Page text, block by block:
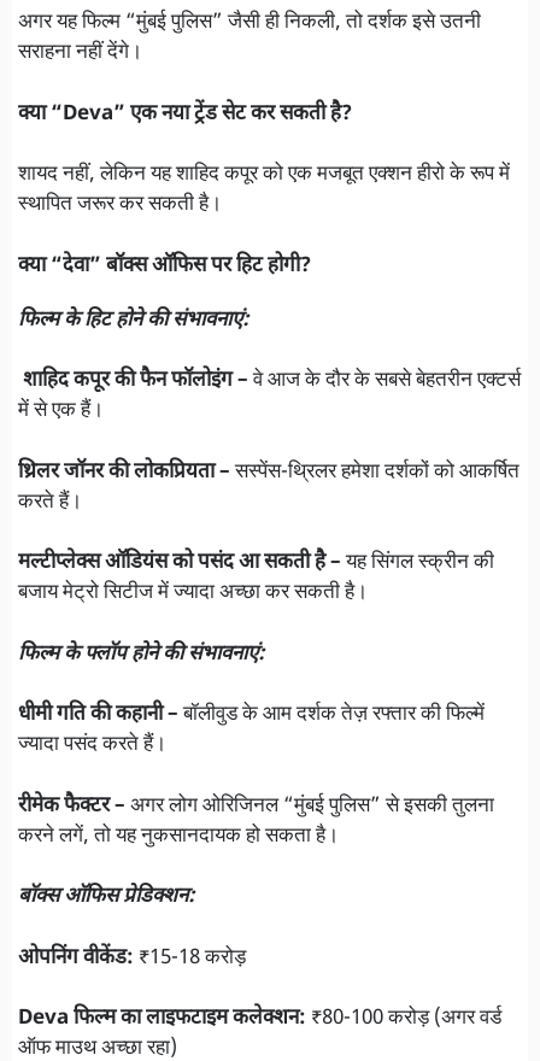
अगर यह फिल्म “मुंबई पुलिस” जैसी ही निकली, तो दर्शक इसे उतनी
सराहना नहीं देंगे।
क्या “Deva” एक नया ट्रेंड सेट कर सकती है?
शायद नहीं, लेकिन यह शाहिद कपूर को एक मजबूत एक्शन हीरो के रूप में
स्थापित जरूर कर सकती है।
क्या “देवा” बॉक्स ऑफिस पर हिट होगी?
फिल्म के हिट होने की संभावनाएं:
शाहिद कपूर की फैन फॉलोइंग –वे आज के दौर के सबसे बेहतरीन एक्टर्स
में से एक हैं।
थ्रिलर जॉनर की लोकप्रियता –सस्पेंस-थ्रिलर हमेशा दर्शकों को आकर्षित
करते हैं।
मल्टीप्लेक्स ऑडियंस को पसंद आ सकती है –यह सिंगल स्क्रीन की
बजाय मेट्रो सिटीज में ज्यादा अच्छा कर सकती है।
फिल्म के फ्लॉप होने की संभावनाएं:
धीमी गति की कहानी –बॉलीवुड के आम दर्शक तेज़ रफ्तार की फिल्में
ज्यादा पसंद करते हैं।
रीमेक फैक्टर – अगर लोग ओरिजिनल “मुंबई पुलिस” से इसकी तुलना
करने लगें, तो यह नुकसानदायक हो सकता है।
बॉक्स ऑफिस प्रेडिक्शन:
ओपनिंग वीकेंड: ₹15-18 करोड़
Deva फिल्म का लाइफटाइम कलेक्शन: ₹80-100 करोड़ (अगर वर्ड
ऑफ माउथ अच्छा रहा)